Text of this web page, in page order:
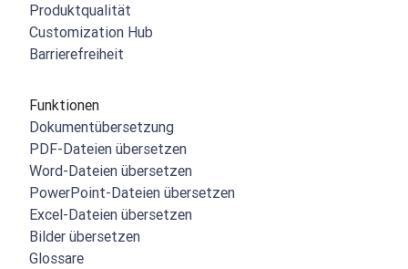
Produktqualität
Customization Hub
Barrierefreiheit
Funktionen
Dokumentübersetzung
PDF-Dateien übersetzen
Word-Dateien übersetzen
PowerPoint-Dateien übersetzen
Excel-Dateien übersetzen
Bilder übersetzen
Glossare